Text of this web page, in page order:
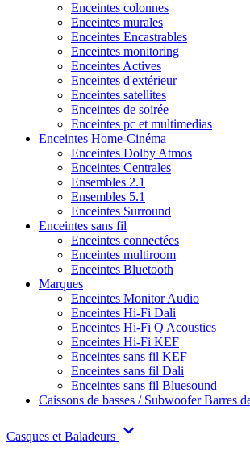
Enceintes colonnes
Enceintes murales
Enceintes Encastrables
Enceintes monitoring
Enceintes Actives
Enceintes d'extérieur
Enceintes satellites
Enceintes de soirée
Enceintes pc et multimedias
Enceintes Home-Cinéma
Enceintes Dolby Atmos
Enceintes Centrales
Ensembles 2.1
Ensembles 5.1
Enceintes Surround
Enceintes sans fil
Enceintes connectées
Enceintes multiroom
Enceintes Bluetooth
Marques
Enceintes Monitor Audio
Enceintes Hi-Fi Dali
Enceintes Hi-Fi Q Acoustics
Enceintes Hi-Fi KEF
Enceintes sans fil KEF
Enceintes sans fil Dali
Enceintes sans fil Bluesound
Caissons de basses / SubwooferBarres
Casques et Baladeurs